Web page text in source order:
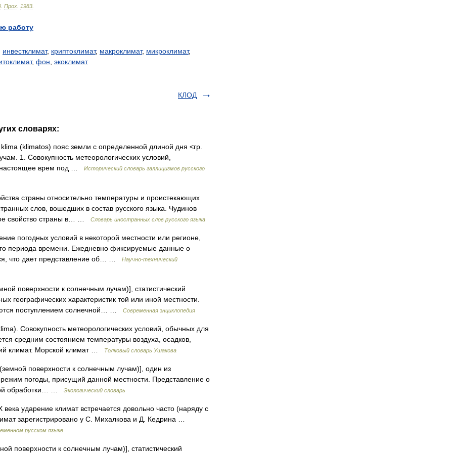
Прох 1983
работу
инвестклимат, криптоклимат, макроклимат, микроклимат,
, фон экоклимат
КЛОД
словарях:
(klimatos) пояс земли с определенной длиной дня <гр.
1. Совокупность метеорологических условий,
настоящее врем под …
Исторический словарь галлицизмов русского
страны относительно температуры и проистекающих
слов, вошедших в состав русского языка. Чудинов
свойство страны в… …
Словарь иностранных слов русского языка
погодных условий в некоторой местности или регионе,
периода времени. Ежедневно фиксируемые данные о
что дает представление об… …
Научно-технический
поверхности к солнечным лучам)], статистический
географических характеристик той или иной местности.
поступлением солнечной… …
Современная энциклопедия
Совокупность метеорологических условий, обычных для
средним состоянием температуры воздуха, осадков,
климат. Морской климат …
Толковый словарь Ушакова
поверхности к солнечным лучам)], один из
погоды, присущий данной местности. Представление о
обработки… …
Экологический словарь
ударение климат встречается довольно часто (наряду с
зарегистрировано у С. Михалкова и Д. Кедрина …
русском языке
поверхности к солнечным лучам)], статистический